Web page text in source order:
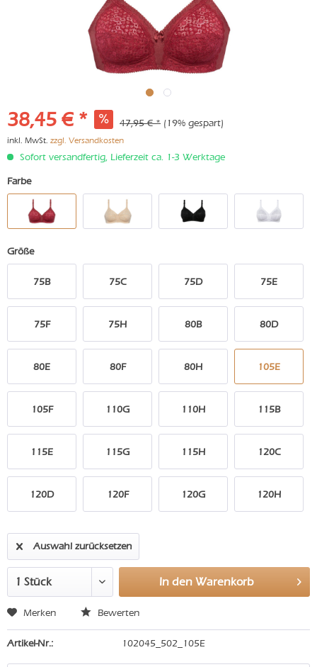
38,45 € * 47,95 € * (19% gespart)
inkl. MwSt. zzgl. Versandkosten
Sofort versandfertig, Lieferzeit ca. 1-3 Werktage
Farbe
Größe
75B 75C 75D 75E
75F 75H 80B 80D
80E 80F 80H 105E
105F 110G 110H 115B
115E 115G 115H 120C
120D 120F 120G 120H
Auswahl zurücksetzen
In den Warenkorb
Merken Bewerten
Artikel-Nr.: 102045_502_105E